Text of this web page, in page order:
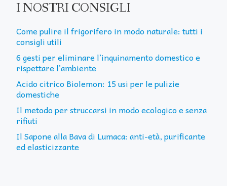
I NOSTRI CONSIGLI
Come pulire il frigorifero in modo naturale: tutti i
consigli utili
6 gesti per eliminare l’inquinamento domestico e
rispettare l’ambiente
Acido citrico Biolemon: 15 usi per le pulizie
domestiche
Il metodo per struccarsi in modo ecologico e senza
rifiuti
Il Sapone alla Bava di Lumaca: anti-età, purificante
ed elasticizzante